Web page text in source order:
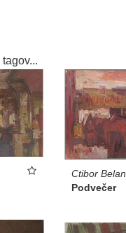
Ctibor Belan
Podvečer